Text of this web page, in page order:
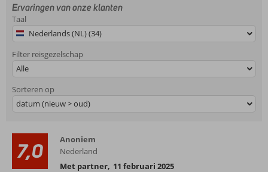
Ervaringen van onze klanten
Taal
Nederlands (NL) (34)
Filter reisgezelschap
Alle
Sorteren op
datum (nieuw > oud)
7,0
Anoniem
Nederland
Met partner, 11 februari 2025